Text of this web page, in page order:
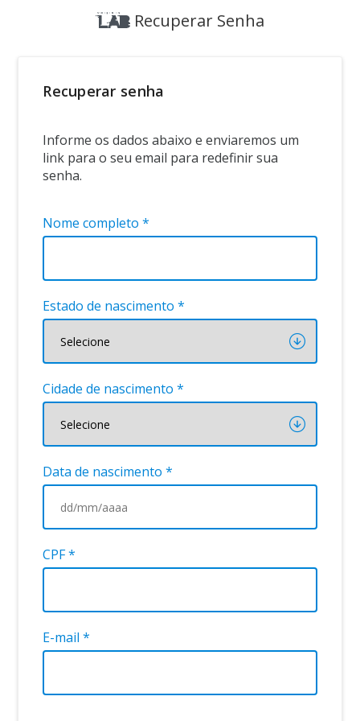
Recuperar Senha
Recuperar senha
Informe os dados abaixo e enviaremos um
link para o seu email para redefinir sua
senha.
Nome completo *
Estado de nascimento *
Cidade de nascimento *
Data de nascimento *
CPF *
E-mail *